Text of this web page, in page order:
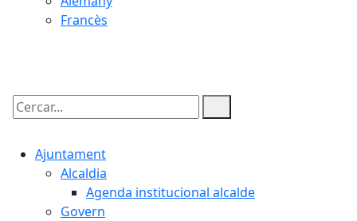
Francès
Cercar:
Ajuntament
Alcaldia
Agenda institucional alcalde
Govern